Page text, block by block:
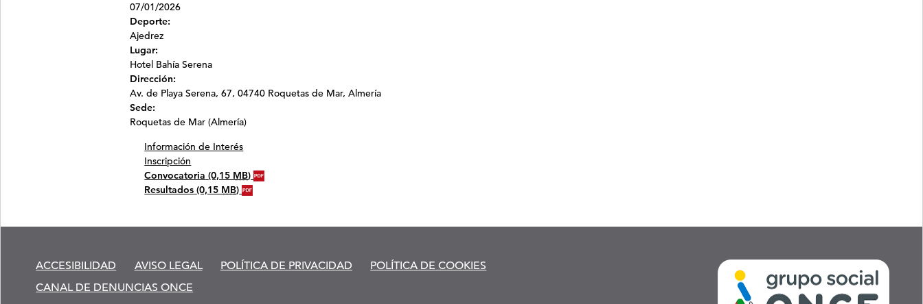
07/01/2026
Deporte:
Ajedrez
Lugar:
Hotel Bahía Serena
Dirección:
Av. de Playa Serena, 67, 04740 Roquetas de Mar, Almería
Sede:
Roquetas de Mar (Almería)
Información de Interés
Inscripción
Convocatoria (0,15 MB)
Resultados (0,15 MB)
ACCESIBILIDAD AVISO LEGAL POLÍTICA DE PRIVACIDAD
POLÍTICA DE COOKIES
CANAL DE DENUNCIAS ONCE